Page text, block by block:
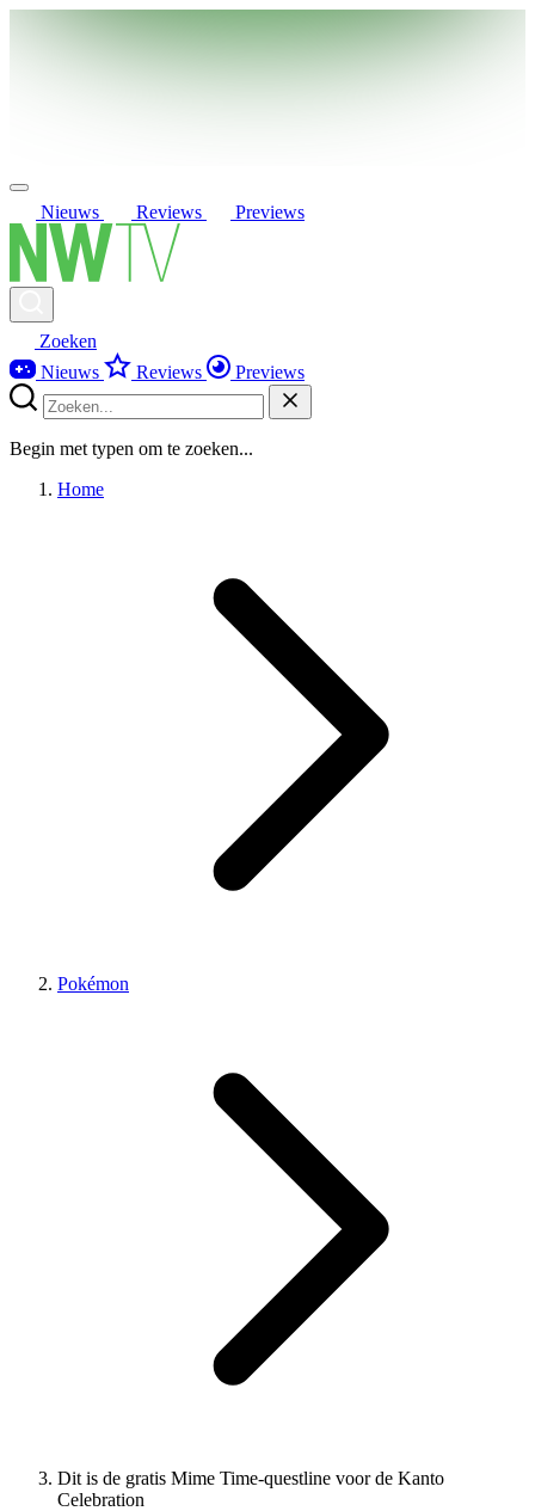
Nieuws Reviews Previews
Zoeken
Nieuws
Reviews Previews
Begin met typen om te zoeken...
Home
Pokémon
Dit is de gratis Mime Time-questline voor de Kanto
Celebration